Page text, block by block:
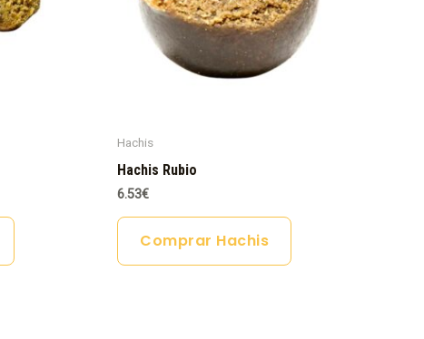
Hachis
Hachis Rubio
6.53€
Comprar Hachis